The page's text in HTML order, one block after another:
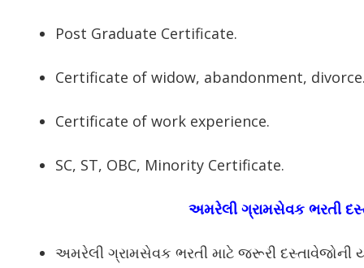
Post Graduate Certificate.
Certificate of widow, abandonment,
Certificate of work experience.
SC, ST, OBC, Minority Certificate.
અમરેલી ગ્રામસેવક ભરતી
અમરેલી ગ્રામસેવક ભરતી માટે જરૂરી